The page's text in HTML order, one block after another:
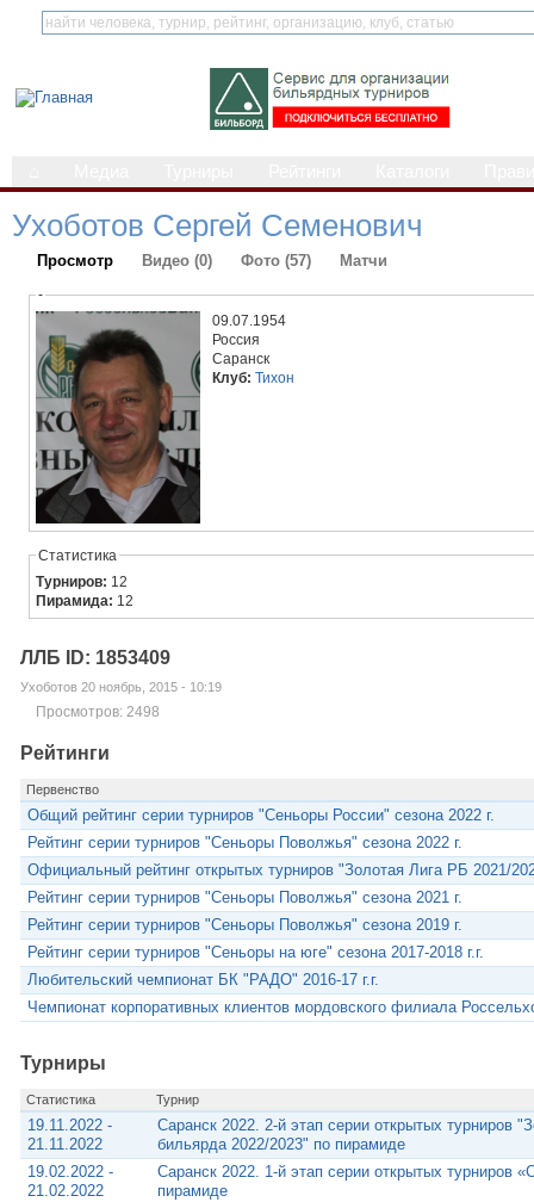
Ухоботов Сергей Семенович
Просмотр Видео (0) Фото (57) Матчи
-
09.07.1954
Россия
Саранск
Клуб:Тихон
Статистика
Турниров: 12
Пирамида: 12
ЛЛБ ID: 1853409
Ухоботов 20 ноябрь, 2015 - 10:19
Просмотров: 2498
Рейтинги
Первенство
Общий рейтинг серии турниров "Сеньоры России" сезона 2022 г.
Рейтинг серии турниров "Сеньоры Поволжья" сезона 2022 г.
Официальный рейтинг открытых турниров "Золотая Лига РБ 2021/
Рейтинг серии турниров "Сеньоры Поволжья" сезона 2021 г.
Рейтинг серии турниров "Сеньоры Поволжья" сезона 2019 г.
Рейтинг серии турниров "Сеньоры на юге" сезона 2017-2018 г.г.
Любительский чемпионат БК "РАДО" 2016-17 г.г.
Чемпионат корпоративных клиентов мордовского филиала
Турниры
Статистика Турнир
19.11.2022 -
21.11.2022
Саранск 2022. 2-й этап серии открытых турниров
бильярда 2022/2023" по пирамиде
19.02.2022 -
21.02.2022
Саранск 2022. 1-й этап серии открытых турниров
пирамиде